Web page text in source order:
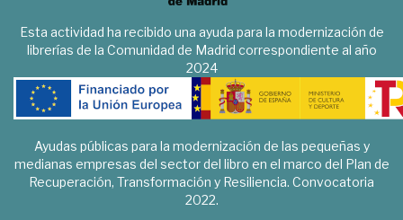
Esta actividad ha recibido una ayuda para la modernización de
librerías de la Comunidad de Madrid correspondiente al año
2024
Ayudas públicas para la modernización de las pequeñas y
medianas empresas del sector del libro en el marco del Plan de
Recuperación, Transformación y Resiliencia. Convocatoria
2022.